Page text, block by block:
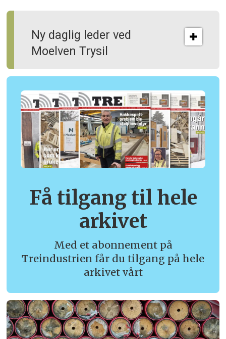
Ny daglig leder ved
Moelven Trysil
Få tilgang til hele
arkivet
Med et abonnement på
Treindustrien får du tilgang på hele
arkivet vårt